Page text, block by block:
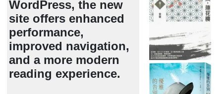
WordPress, the new
site offers enhanced
performance,
improved navigation,
and a more modern
reading experience.